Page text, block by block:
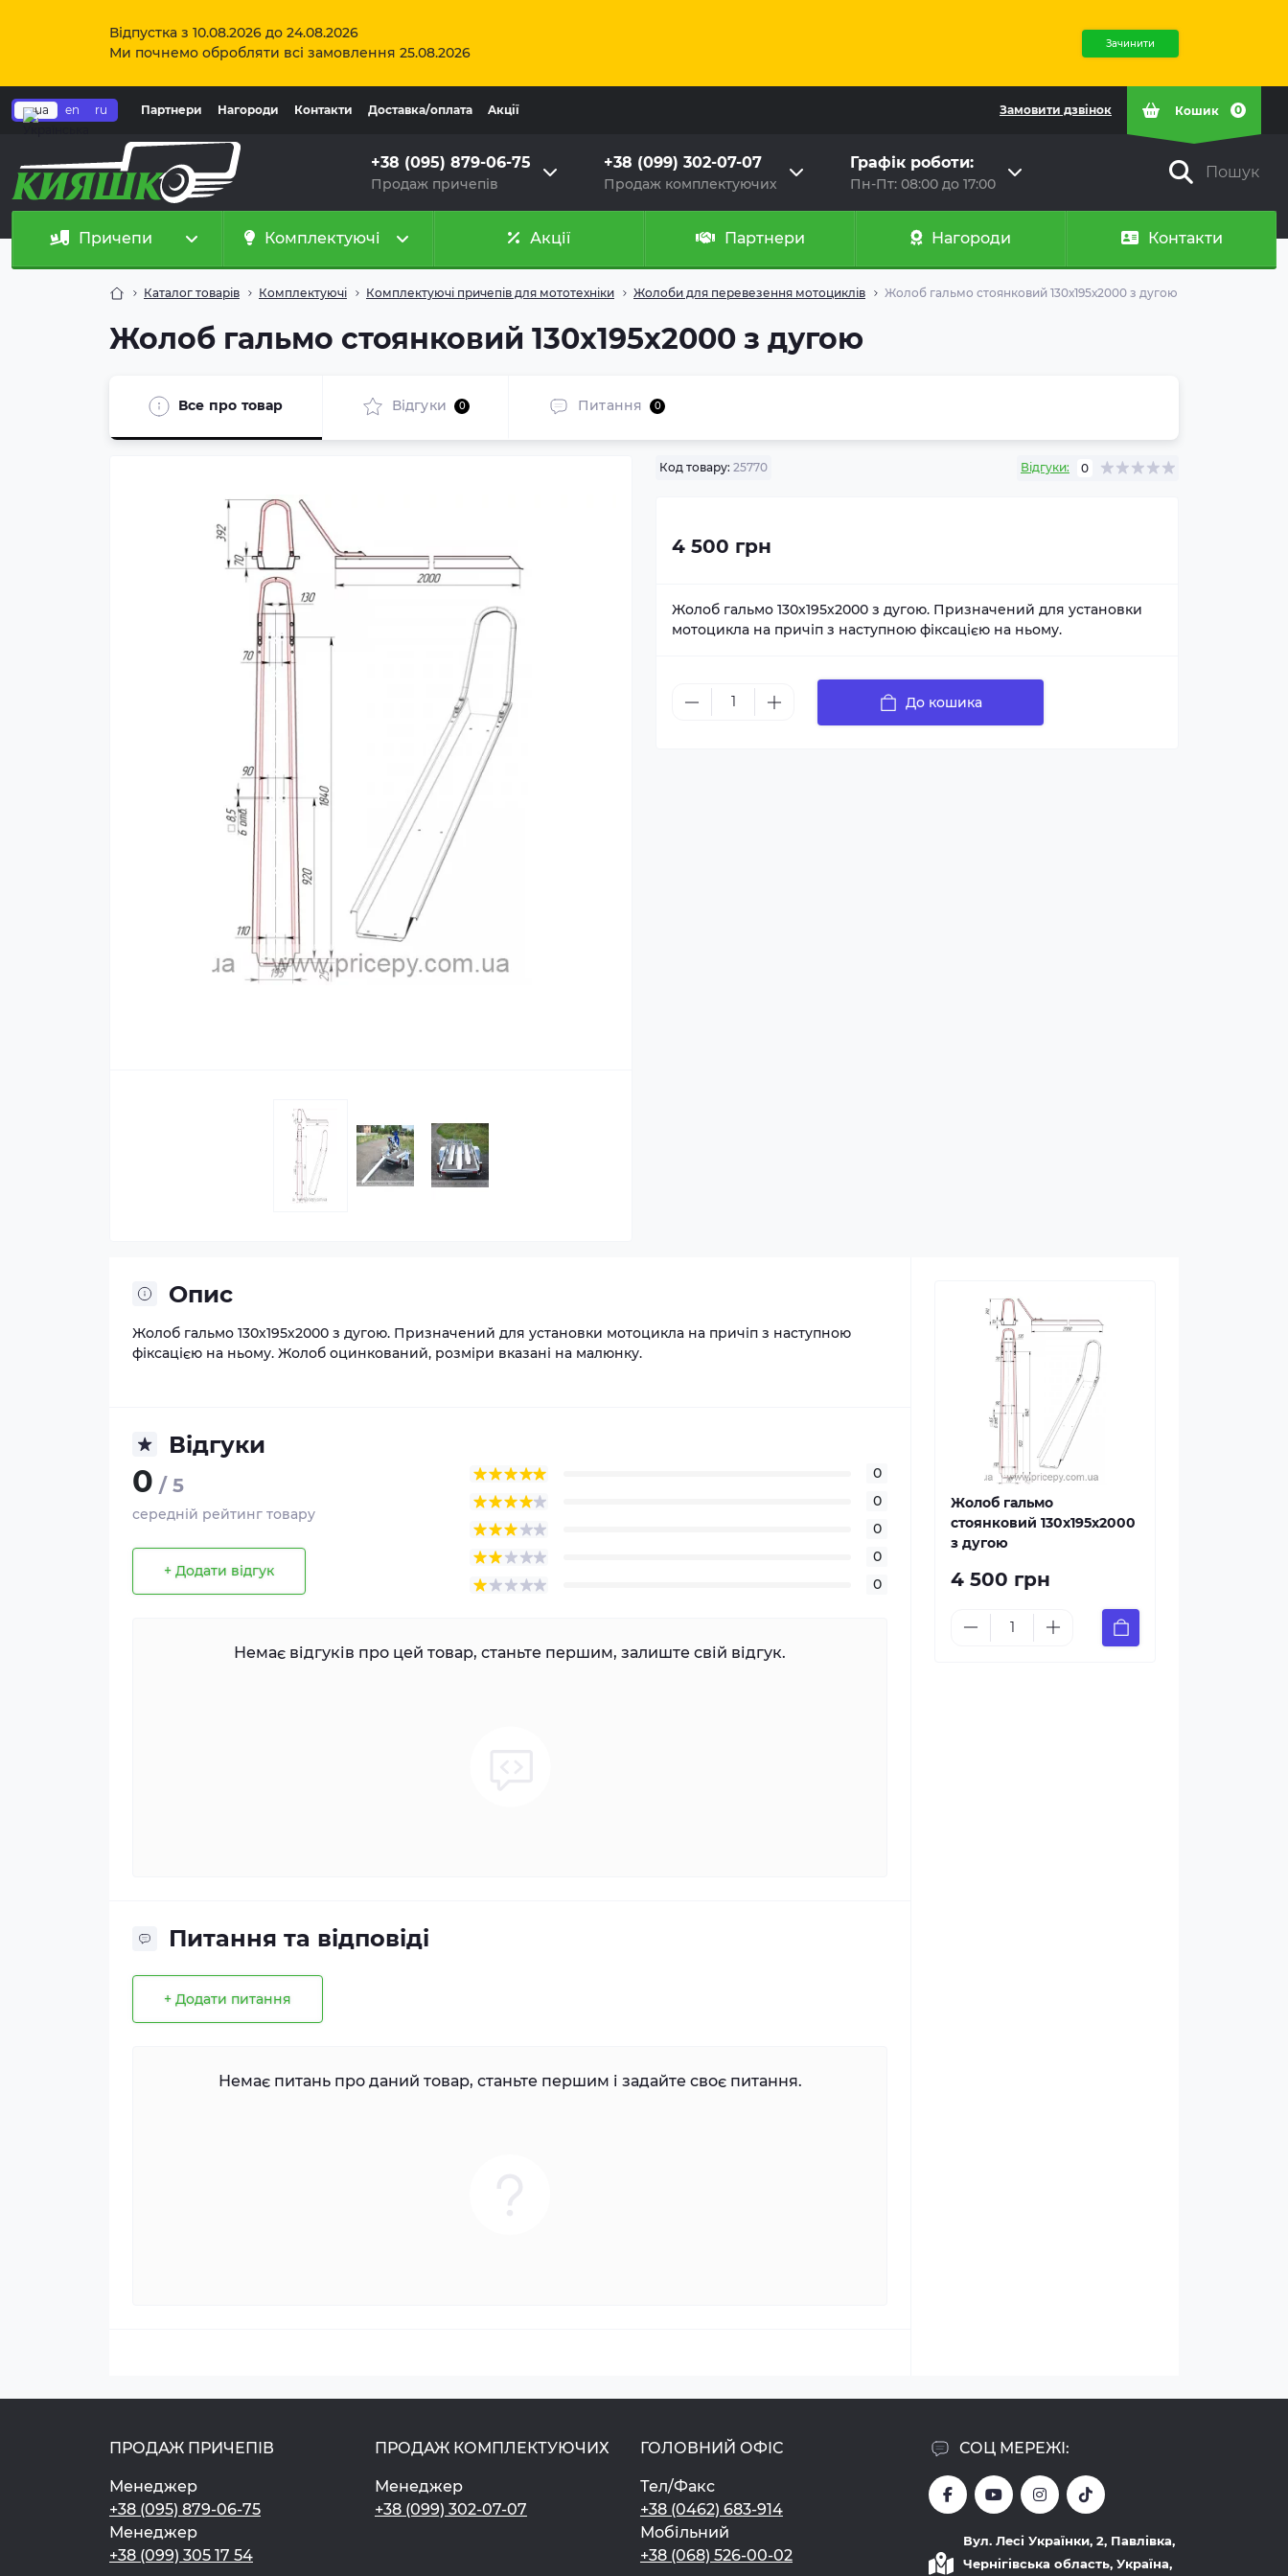
Відпустка з 10.08.2026 до 24.08.2026
Ми почнемо обробляти всі замовлення 25.08.2026
Зачинити
ua en ru Партнери Нагороди Контакти Доставка/оплата Aкції Замовити дзвінок Кошик 0
+38 (095) 879-06-75
Продаж причепів
+38 (099) 302-07-07
Продаж комплектуючих
Графік роботи:
Пн-Пт: 08:00 до 17:00
Пошук
Причепи Комплектуючі Акції Партнери Нагороди Контакти
Каталог товарів Комплектуючі Комплектуючі причепів для мототехніки Жолоби для перевезення мотоциклів Жолоб гальмо стоянковий 130х195х2000 з дугою
Жолоб гальмо стоянковий 130х195х2000 з дугою
Все про товар Відгуки 0 Питання 0
Код товару: 25770 Відгуки: 0
4 500 грн
Жолоб гальмо 130х195х2000 з дугою. Призначений для установки
мотоцикла на причіп з наступною фіксацією на ньому.
До кошика
Опис
Жолоб гальмо 130х195х2000 з дугою. Призначений для установки мотоцикла на причіп з наступною
фіксацією на ньому. Жолоб оцинкований, розміри вказані на малюнку.
Відгуки
0 / 5
середній рейтинг товару
+ Додати відгук
0
0
0
0
0
Немає відгуків про цей товар, станьте першим, залиште свій відгук.
Питання та відповіді
+ Додати питання
Немає питань про даний товар, станьте першим і задайте своє питання.
Жолоб гальмо
стоянковий 130х195х2000
з дугою
4 500 грн
ПРОДАЖ ПРИЧЕПІВ
Менеджер
+38 (095) 879-06-75
Менеджер
+38 (099) 305 17 54
ПРОДАЖ КОМПЛЕКТУЮЧИХ
Менеджер
+38 (099) 302-07-07
ГОЛОВНИЙ ОФІС
Тел/Факс
+38 (0462) 683-914
Мобільний
+38 (068) 526-00-02
СОЦ МЕРЕЖІ:
Вул. Лесі Українки, 2, Павлівка,
Чернігівська область, Україна,